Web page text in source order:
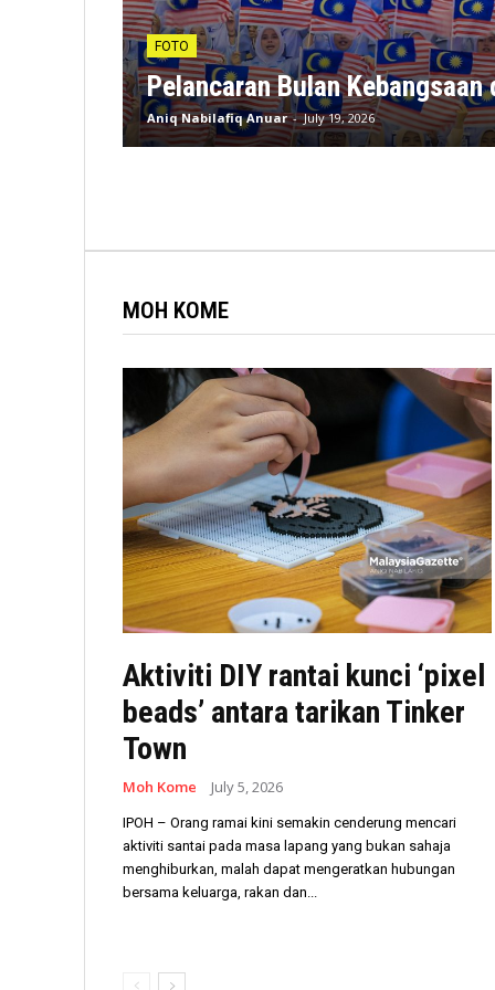
FOTO
Pelancaran Bulan
Aniq Nabilafiq Anuar - July 19, 2026
MOH KOME
Aktiviti DIY rantai kunci ‘pixel
beads’ antara tarikan Tinker
Town
Moh Kome July 5, 2026
IPOH – Orang ramai kini semakin cenderung mencari
aktiviti santai pada masa lapang yang bukan sahaja
menghiburkan, malah dapat mengeratkan hubungan
bersama keluarga, rakan dan...